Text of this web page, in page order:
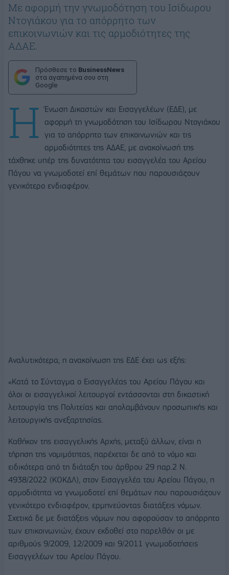
Με αφορμή την γνωμοδότηση του Ισίδωρου
Ντογιάκου για το απόρρητο των
επικοινωνιών και τις αρμοδιότητες της
ΑΔΑΕ.
Πρόσθεσε το BusinessNews
στα αγαπημένα σου στη
Google
Η
Ένωση Δικαστών και Εισαγγελέων (ΕΔΕ), με
αφορμή τη γνωμοδότηση του Ισίδωρου Ντογιάκου
για το απόρρητο των επικοινωνιών και τις
αρμοδιότητες της ΑΔΑΕ, με ανακοίνωσή της
τάχθηκε υπέρ της δυνατότητα του εισαγγελέα του Αρείου
Πάγου να γνωμοδοτεί επί θεμάτων που παρουσιάζουν
γενικότερο ενδιαφέρον.
Αναλυτικότερα, η ανακοίνωση της ΕΔΕ έχει ως εξής:
«Κατά το Σύνταγμα ο Εισαγγελέας του Αρείου Πάγου και
όλοι οι εισαγγελικοί λειτουργοί εντάσσονται στη δικαστική
λειτουργία της Πολιτείας και απολαμβάνουν προσωπικής και
λειτουργικής ανεξαρτησίας.
Καθήκον της εισαγγελικής Αρχής, μεταξύ άλλων, είναι η
τήρηση της νομιμότητας, παρέχεται δε από το νόμο και
ειδικότερα από τη διάταξη του άρθρου 29 παρ.2 Ν.
4938/2022 (ΚΟΚΔΛ), στον Εισαγγελέα του Αρείου Πάγου, η
αρμοδιότητα να γνωμοδοτεί επί θεμάτων που παρουσιάζουν
γενικότερο ενδιαφέρον, ερμηνεύοντας διατάξεις νόμων.
Σχετικά δε με διατάξεις νόμων που αφορούσαν το απόρρητο
των επικοινωνιών, έχουν εκδοθεί στο παρελθόν οι με
αριθμούς 9/2009, 12/2009 και 9/2011 γνωμοδοτήσεις
Εισαγγελέων του Αρείου Πάγου.